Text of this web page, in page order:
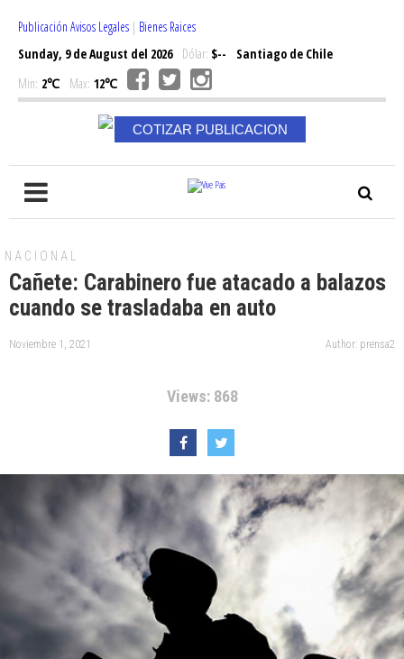
Publicación Avisos Legales | Bienes Raices
Sunday, 9 de August del 2026Dólar: $--
Santiago de Chile
Min: 2℃ Max: 12℃
COTIZAR PUBLICACION
NACIONAL
Cañete: Carabinero fue atacado a balazos
cuando se trasladaba en auto
Noviembre 1, 2021 Author: prensa2
Views: 868